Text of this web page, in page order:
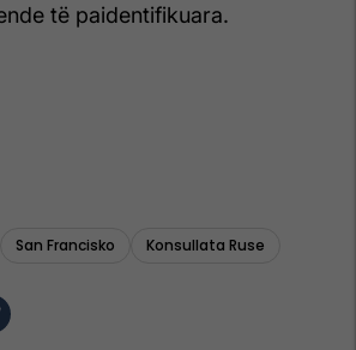
të paidentifikuara.
San Francisko Konsullata Ruse